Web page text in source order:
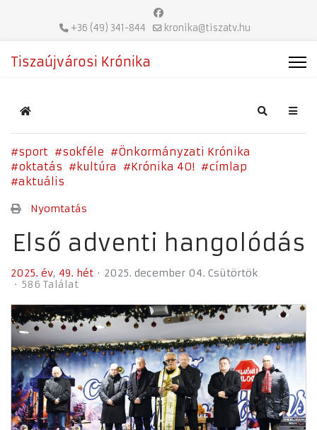
+36 (49) 341-844 kronika@tiszatv.hu
Tiszaújvárosi Krónika
Home Search
sport sokféle
Önkormányzati Krónika
oktatás
kultúra Krónika 40!
címlap
aktuális
Nyomtatás
Első adventi hangolódás
2025. év 49. hét
2025. december 04. Csütörtök
586 Találat